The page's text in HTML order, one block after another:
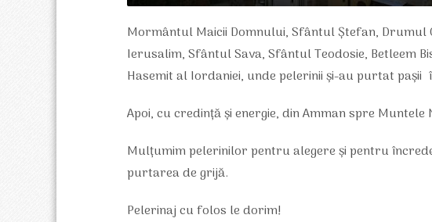
Mormântul Maicii Domnului, Sfântul Ștefan, Drumul
Ierusalim, Sfântul Sava, Sfântul Teodosie, Betleem
Hasemit al Iordaniei, unde pelerinii și-au purtat pașii
Apoi, cu credință și energie, din Amman spre
Mulțumim pelerinilor pentru alegere și pentru
purtarea de grijă.
Pelerinaj cu folos le dorim!